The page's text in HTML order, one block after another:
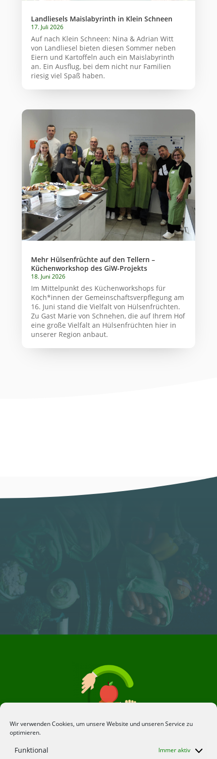
Wir verwenden Cookies, um unsere Website und unseren Service zu
optimieren.
Funktional Immer aktiv
Landliesels Maislabyrinth in Klein Schneen
17. Juli 2026
Auf nach Klein Schneen: Nina & Adrian Witt
von Landliesel bieten diesen Sommer neben
Eiern und Kartoffeln auch ein Maislabyrinth
an. Ein Ausflug, bei dem nicht nur Familien
riesig viel Spaß haben.
Mehr Hülsenfrüchte auf den Tellern –
Küchenworkshop des GiW-Projekts
18. Juni 2026
Im Mittelpunkt des Küchenworkshops für
Köch*innen der Gemeinschaftsverpflegung am
16. Juni stand die Vielfalt von Hülsenfrüchten.
Zu Gast Marie von Schnehen, die auf Ihrem Hof
eine große Vielfalt an Hülsenfrüchten hier in
unserer Region anbaut.